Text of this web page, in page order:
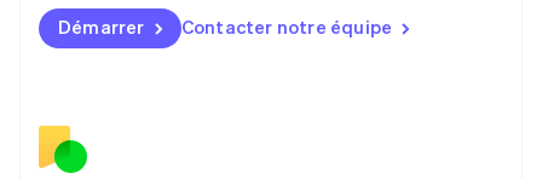
Démarrer Contacter notre équipe
English简体中文
Malte
English